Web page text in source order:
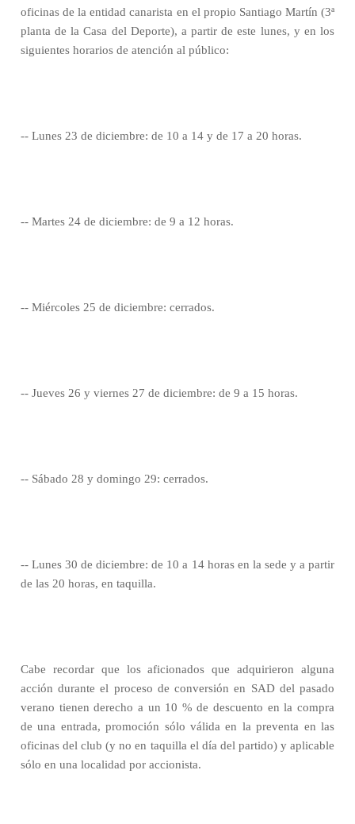
oficinas de la entidad canarista en el propio Santiago Martín (3ª
planta de la Casa del Deporte), a partir de este lunes, y en los
siguientes horarios de atención al público:
-- Lunes 23 de diciembre: de 10 a 14 y de 17 a 20 horas.
-- Martes 24 de diciembre: de 9 a 12 horas.
-- Miércoles 25 de diciembre: cerrados.
-- Jueves 26 y viernes 27 de diciembre: de 9 a 15 horas.
-- Sábado 28 y domingo 29: cerrados.
-- Lunes 30 de diciembre: de 10 a 14 horas en la sede y a partir
de las 20 horas, en taquilla.
Cabe recordar que los aficionados que adquirieron alguna
acción durante el proceso de conversión en SAD del pasado
verano tienen derecho a un 10 % de descuento en la compra
de una entrada, promoción sólo válida en la preventa en las
oficinas del club (y no en taquilla el día del partido) y aplicable
sólo en una localidad por accionista.